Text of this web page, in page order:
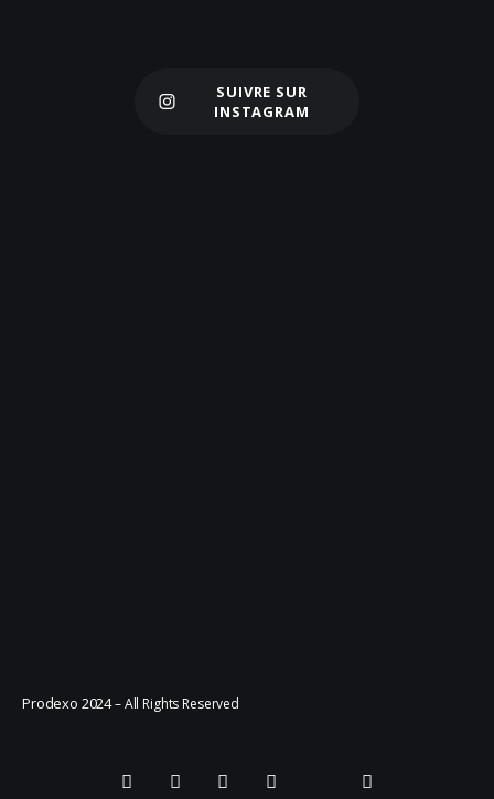
Charger plus
SUIVRE SUR
INSTAGRAM
Prodexo 2024– All Rights Reserved